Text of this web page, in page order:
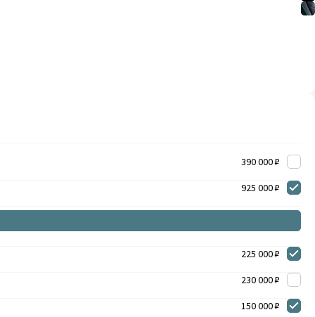
390 000 ₽
925 000 ₽
225 000 ₽
230 000 ₽
150 000 ₽